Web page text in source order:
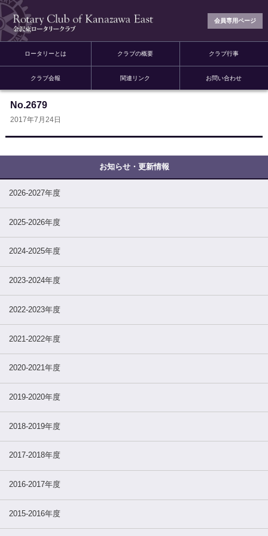
会員専用ページ
ロータリーとは クラブの概要 クラブ行事
クラブ会報 関連リンク お問い合わせ
No.2679
2017年7月24日
2026-2027年度
2025-2026年度
2024-2025年度
2023-2024年度
2022-2023年度
2021-2022年度
2020-2021年度
2019-2020年度
2018-2019年度
2017-2018年度
2016-2017年度
2015-2016年度